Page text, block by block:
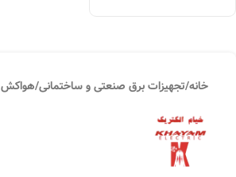
خانه/تجهیزات برق صنعتی و ساختمانی/هواکش